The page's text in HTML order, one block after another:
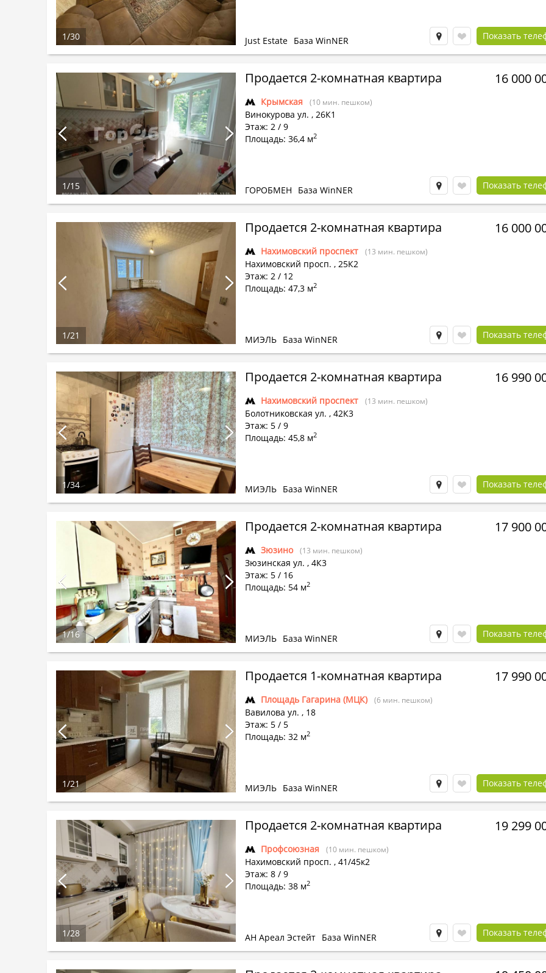
Just Estate База WinNER Показать
1/30
Продается 2-комнатная квартира
Крымская (10 мин. пешком)
Винокурова ул. , 26К1
Этаж: 2 / 9
Площадь: 36,4 м2
16 000
ГОРОБМЕН База WinNER Показать
1/15
Продается 2-комнатная квартира
Нахимовский проспект (13 мин. пешком)
Нахимовский просп. , 25К2
Этаж: 2 / 12
Площадь: 47,3 м2
16 000
МИЭЛЬ База WinNER Показать
1/21
Продается 2-комнатная квартира
Нахимовский проспект (13 мин. пешком)
Болотниковская ул. , 42К3
Этаж: 5 / 9
Площадь: 45,8 м2
16 990
МИЭЛЬ База WinNER Показать
1/34
Продается 2-комнатная квартира
Зюзино (13 мин. пешком)
Зюзинская ул. , 4К3
Этаж: 5 / 16
Площадь: 54 м2
17 900
МИЭЛЬ База WinNER Показать
1/16
Продается 1-комнатная квартира
Площадь Гагарина (МЦК) (6 мин. пешком)
Вавилова ул. , 18
Этаж: 5 / 5
Площадь: 32 м2
17 990
МИЭЛЬ База WinNER Показать
1/21
Продается 2-комнатная квартира
Профсоюзная (10 мин. пешком)
Нахимовский просп. , 41/45к2
Этаж: 8 / 9
Площадь: 38 м2
19 299
АН Ареал Эстейт База WinNER Показать
1/28